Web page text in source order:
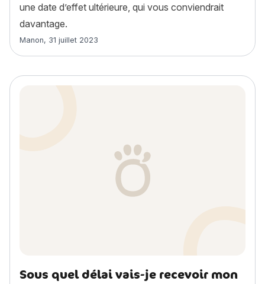
une date d’effet ultérieure, qui vous conviendrait
davantage.
Article rédigé par
Manon, 31 juillet 2023
Sous quel délai vais-je recevoir mon